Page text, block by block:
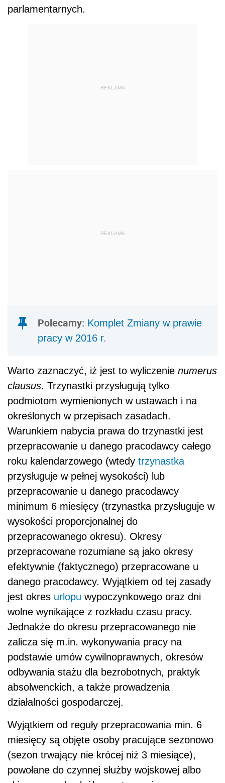
parlamentarnych.
REKLAMA
REKLAMA
Polecamy: Komplet Zmiany w prawie
pracy w 2016 r.
Warto zaznaczyć, iż jest to wyliczenie numerus
clausus. Trzynastki przysługują tylko
podmiotom wymienionych w ustawach i na
określonych w przepisach zasadach.
Warunkiem nabycia prawa do trzynastki jest
przepracowanie u danego pracodawcy całego
roku kalendarzowego (wtedy trzynastka
przysługuje w pełnej wysokości) lub
przepracowanie u danego pracodawcy
minimum 6 miesięcy (trzynastka przysługuje w
wysokości proporcjonalnej do
przepracowanego okresu). Okresy
przepracowane rozumiane są jako okresy
efektywnie (faktycznego) przepracowane u
danego pracodawcy. Wyjątkiem od tej zasady
jest okres urlopu wypoczynkowego oraz dni
wolne wynikające z rozkładu czasu pracy.
Jednakże do okresu przepracowanego nie
zalicza się m.in. wykonywania pracy na
podstawie umów cywilnoprawnych, okresów
odbywania stażu dla bezrobotnych, praktyk
absolwenckich, a także prowadzenia
działalności gospodarczej.
Wyjątkiem od reguły przepracowania min. 6
miesięcy są objęte osoby pracujące sezonowo
(sezon trwający nie krócej niż 3 miesiące),
powołane do czynnej służby wojskowej albo